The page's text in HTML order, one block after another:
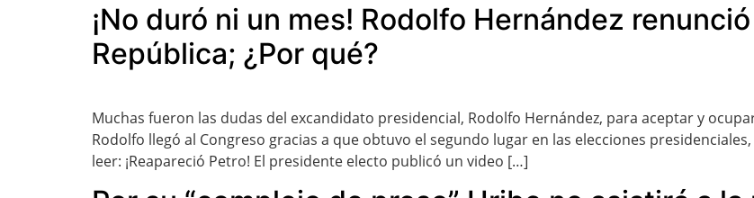
¡No duró ni un mes! Rodolfo Hernández
República; ¿Por qué?
Muchas fueron las dudas del excandidato presidencial, Rodolfo Hernández, para aceptar y
Rodolfo llegó al Congreso gracias a que obtuvo el segundo lugar en las elecciones
leer: ¡Reapareció Petro! El presidente electo publicó un video […]